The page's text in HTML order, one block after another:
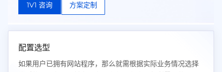
1V1 咨询 方案定制
配置选型
如果用户已拥有网站程序，那么就需根据实际业务情况选择